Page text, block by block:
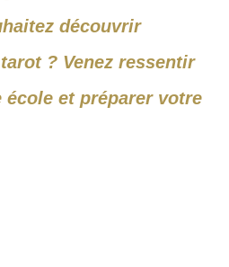
découvrir
? Venez ressentir
école et préparer votre